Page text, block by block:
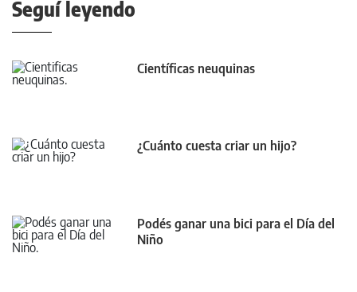
Seguí leyendo
Científicas neuquinas
¿Cuánto cuesta criar un hijo?
Podés ganar una bici para el Día del
Niño